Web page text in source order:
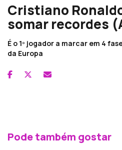
Cristiano
somar recordes
É o 1º jogador a marcar em 4
da Europa
Pode também gostar